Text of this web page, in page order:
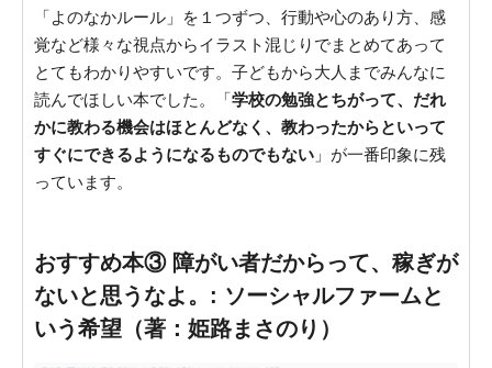
「よのなかルール」を１つずつ、行動や心のあり方、感
覚など様々な視点からイラスト混じりでまとめてあって
とてもわかりやすいです。子どもから大人までみんなに
読んでほしい本でした。「学校の勉強とちがって、だれ
かに教わる機会はほとんどなく、教わったからといって
すぐにできるようになるものでもない 」が一番印象に残
っています。
おすすめ本③ 障がい者だからって、稼ぎが
ないと思うなよ。: ソーシャルファームと
いう希望（著：姫路まさのり）